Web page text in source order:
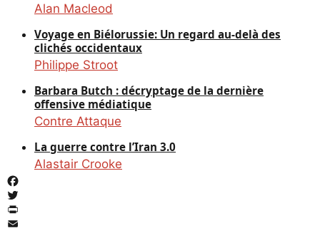
Alan Macleod
Voyage en Biélorussie: Un regard au-delà des
clichés occidentaux
Philippe Stroot
Barbara Butch : décryptage de la dernière
offensive médiatique
Contre Attaque
La guerre contre l’Iran 3.0
Alastair Crooke
Facebook
Twitter
PrintFriendly